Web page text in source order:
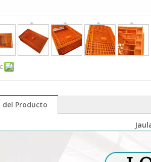
del Producto